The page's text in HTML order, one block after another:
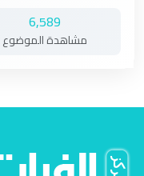
6,589
مشاهدة الموضوع